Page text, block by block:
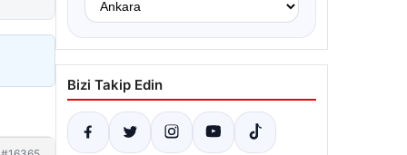
Bizi Takip Edin